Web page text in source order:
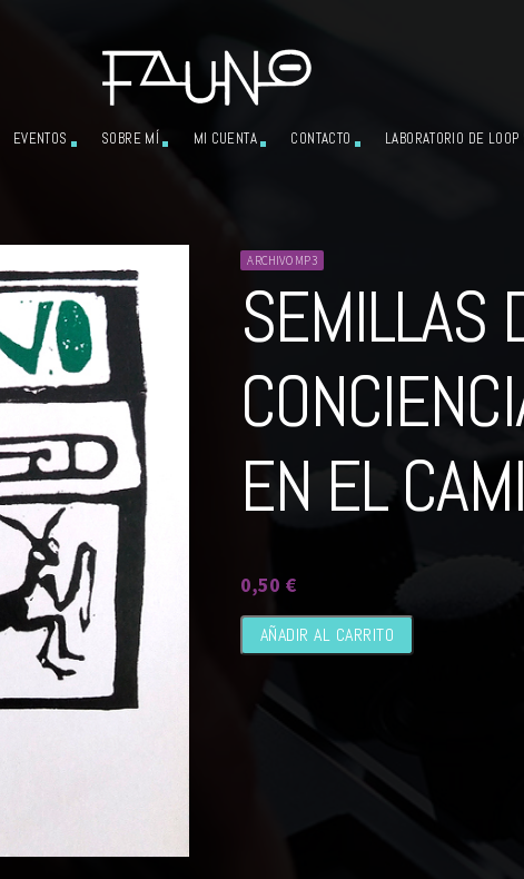
EVENTOS SOBRE MÍ MI CUENTA CONTACTO LABORATORIO DE LOOP
ARCHIVO MP3
SEMILLAS
EN EL
0,50 €
Semillas
de
(Faunos
AÑADIR AL CARRITO